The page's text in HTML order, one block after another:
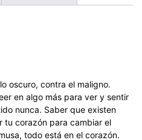
oscuro, contra el maligno.
en algo más para ver y sentir
nunca. Saber que existen
tu corazón para cambiar el
todo está en el corazón.